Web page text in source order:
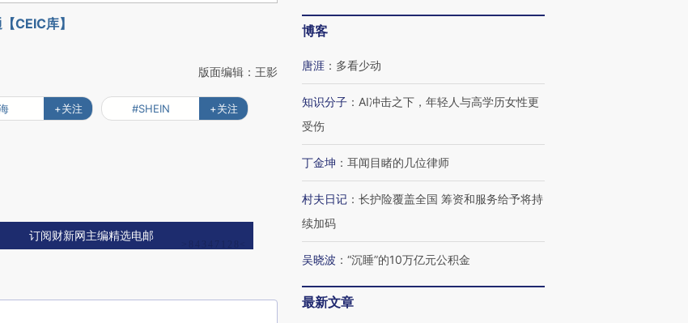
CEIC库】
版面编辑：王影
+关注 #SHEIN +关注
订阅财新网主编精选电邮
博客
唐涯 ： 多看少动
知识分子 ： AI冲击之下，年轻人与高学历女性更
受伤
丁金坤 ： 耳闻目睹的几位律师
村夫日记 ： 长护险覆盖全国 筹资和服务给予将持
续加码
吴晓波 ： “沉睡”的10万亿元公积金
最新文章